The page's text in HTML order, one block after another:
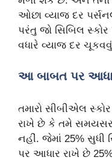
ઓછા વ્યાજ દર
પરંતુ જો સિબિલ
વધારે વ્યાજ દર
આ બાબત પર
તમારો સીબીએલ
રાખે છે કે તમે સમયસર
નહીં. જેમાં 25% સુધી
પર આધાર રાખે છે